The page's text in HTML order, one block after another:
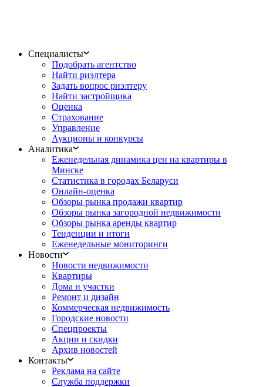
Специалисты
Подобрать агентство
Найти риэлтера
Задать вопрос риэлтеру
Найти застройщика
Оценка
Страхование
Управление
Аукционы и конкурсы
Аналитика
Еженедельная динамика цен на квартиры в
Минске
Статистика в городах Беларуси
Онлайн-оценка
Обзоры рынка продажи квартир
Обзоры рынка загородной недвижимости
Обзоры рынка аренды квартир
Тенденции и итоги
Еженедельные мониторинги
Новости
Новости недвижимости
Квартиры
Дома и участки
Ремонт и дизайн
Коммерческая недвижимость
Городские новости
Спецпроекты
Акции и скидки
Архив новостей
Контакты
Реклама на сайте
Служба поддержки